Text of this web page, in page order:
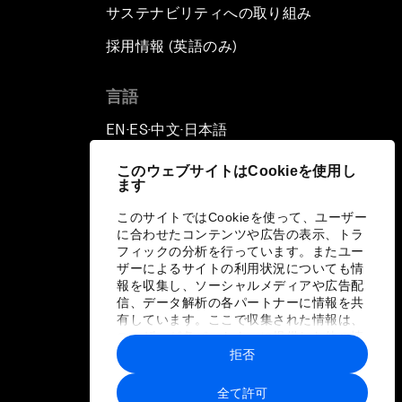
このウェブサイトはCookieを使用し
ます
このサイトではCookieを使って、ユーザー
に合わせたコンテンツや広告の表示、トラ
フィックの分析を行っています。またユー
ザーによるサイトの利用状況についても情
報を収集し、ソーシャルメディアや広告配
信、データ解析の各パートナーに情報を共
有しています。ここで収集された情報は、
ユーザーが各パートナーに提供した他の情
報や各パートナーのサービスを使用した際
に収集された情報と組み合わされ、各パー
トナーによって使用されることがありま
全て許可
拒否
サステナビリティへの取り組み
採用情報 (英語のみ)
言語
EN ▪ ES▪中文▪ 日本語